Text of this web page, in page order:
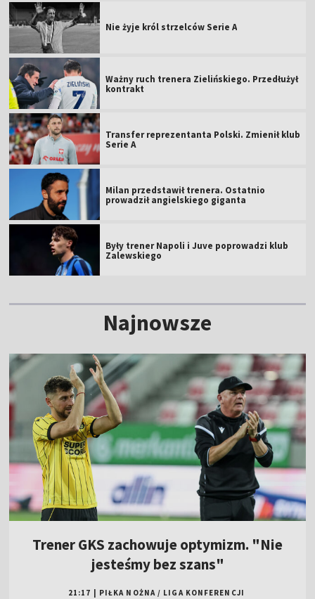
Nie żyje król strzelców Serie A
Ważny ruch trenera Zielińskiego. Przedłużył
kontrakt
Transfer reprezentanta Polski. Zmienił klub
Serie A
Milan przedstawił trenera. Ostatnio
prowadził angielskiego giganta
Były trener Napoli i Juve poprowadzi klub
Zalewskiego
Najnowsze
Trener GKS zachowuje optymizm. "Nie
jesteśmy bez szans"
21:17 | PIŁKA NOŻNA / LIGA KONFERENCJI